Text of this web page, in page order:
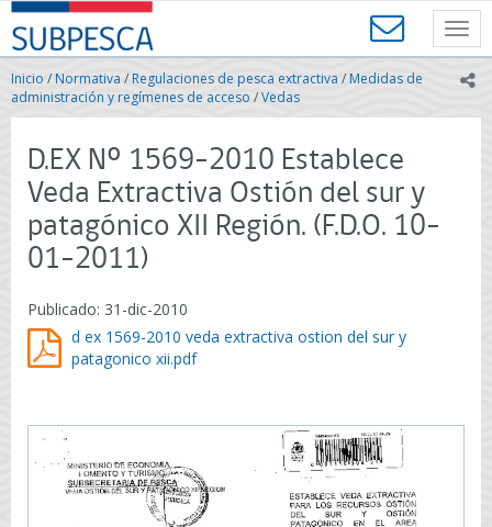
Contenido
principal
SUBPESCA
-
Subsecretaría
de
Pesca
Acuicultura
-
Gobierno
de
Chile
Inicio /Normativa / Regulaciones de pesca extractiva / Medidas de
administración y regímenes de acceso /Vedas
D.EX Nº 1569-2010 Establece
Veda Extractiva Ostión del sur y
patagónico XII Región. (F.D.O. 10-
01-2011)
Publicado: 31-dic-2010
d ex 1569-2010 veda extractiva ostion del sur y
patagonico xii.pdf